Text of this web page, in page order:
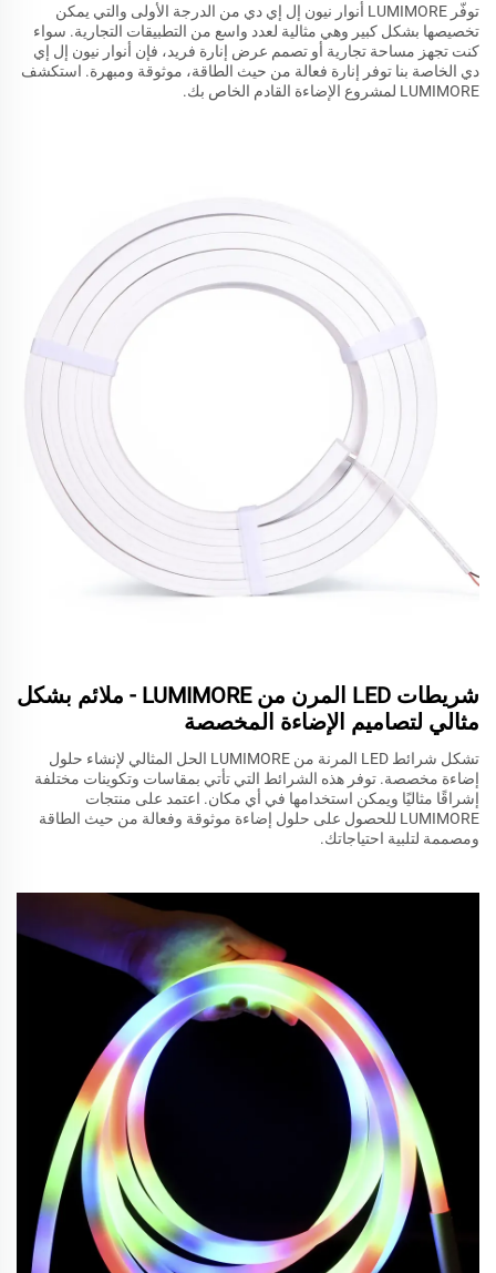
توفّر LUMIMORE أنوار نيون إل إي دي من الدرجة الأولى والتي يمكن
تخصيصها بشكل كبير وهي مثالية لعدد واسع من التطبيقات التجارية. سواء
كنت تجهز مساحة تجارية أو تصمم عرض إنارة فريد، فإن أنوار نيون إل إي
دي الخاصة بنا توفر إنارة فعالة من حيث الطاقة، موثوقة ومبهرة. استكشف
LUMIMORE لمشروع الإضاءة القادم الخاص بك.
شريطات LED المرن من LUMIMORE - ملائم بشكل
مثالي لتصاميم الإضاءة المخصصة
تشكل شرائط LED المرنة من LUMIMORE الحل المثالي لإنشاء حلول
إضاءة مخصصة. توفر هذه الشرائط التي تأتي بمقاسات وتكوينات مختلفة
إشراقًا مثاليًا ويمكن استخدامها في أي مكان. اعتمد على منتجات
LUMIMORE للحصول على حلول إضاءة موثوقة وفعالة من حيث الطاقة
ومصممة لتلبية احتياجاتك.